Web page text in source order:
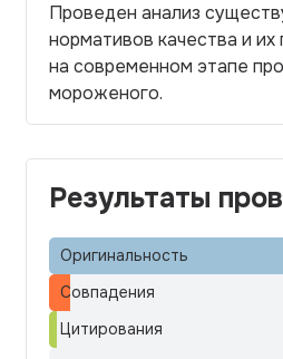
Проведен анализ
нормативов качества и
на современном этапе
мороженого.
Результаты
Оригинальность
Совпадения
Цитирования